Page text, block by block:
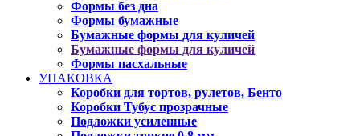
Формы без дна
Формы бумажные
Бумажные формы для куличей
Бумажные формы для куличей
Формы пасхальные
УПАКОВКА
Коробки для тортов, рулетов, Бенто
Коробки Тубус прозрачные
Подложки усиленные